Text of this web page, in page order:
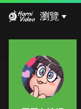
瀏覽